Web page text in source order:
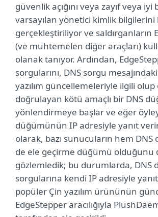
güvenlik açığını veya zayıf veya iyi
varsayılan yönetici kimlik
gerçekleştiriliyor ve saldırganların
(ve muhtemelen diğer araçları)
olanak tanıyor. Ardından,
sorgularını, DNS sorgu
yazılım güncellemeleriyle ilgili olup
doğrulayan kötü amaçlı bir DNS
yönlendirmeye başlar ve eğer
düğümünün IP adresiyle yanıt
olarak, bazı sunucuların hem
de ele geçirme düğümü olduğunu
gözlemledik; bu durumlarda, DNS
sorgularına kendi IP adresiyle
popüler Çin yazılım ürününün
EdgeStepper aracılığıyla